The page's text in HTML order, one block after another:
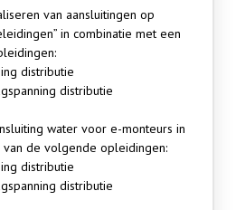
van aansluitingen op
in combinatie met een
distributie
distributie
water voor e-monteurs in
de volgende opleidingen:
distributie
distributie